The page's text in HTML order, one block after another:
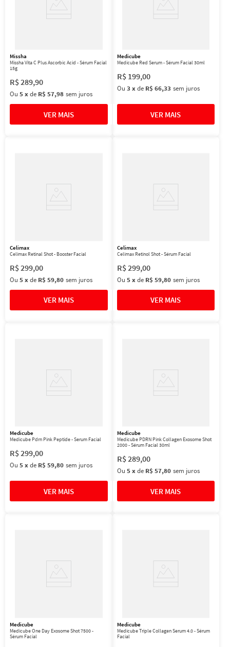
Missha
Missha Vita C Plus Ascorbic Acid - Sérum Facial
15g
R$289,90
Ou 5xde R$ 57,98 sem juros
Medicube
Medicube Red Serum - Sérum Facial 30ml
R$ 199,00
Ou 3 xde R$ 66,33 sem juros
Celimax
Celimax Retinal Shot - Booster Facial
R$299,00
Ou 5xde R$ 59,80 sem juros
Celimax
Celimax Retinol Shot - Sérum Facial
R$299,00
Ou 5 xde R$ 59,80 sem juros
Medicube
Medicube Pdrn Pink Peptide - Serum Facial
R$299,00
Ou 5xde R$ 59,80 sem juros
Medicube
Medicube PDRN Pink Collagen Exosome Shot
2000 - Sérum Facial 30ml
R$289,00
Ou 5 xde R$ 57,80 sem juros
Medicube
Medicube One Day Exosome Shot 7500 -
Sérum Facial
Medicube
Medicube Triple Collagen Serum 4.0 - Sérum
Facial